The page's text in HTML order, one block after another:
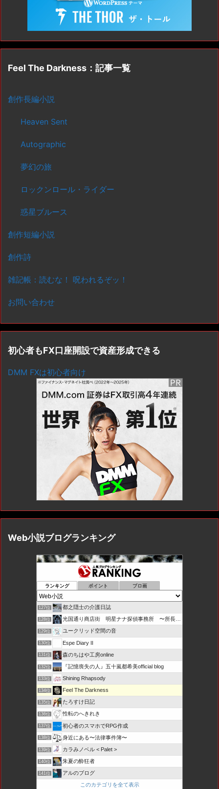
Feel The Darkness：記事一覧
創作長編小説
Heaven Sent
Autographic
夢幻の旅
ロックンロール・ライダー
惑星ブルース
創作短編小説
創作詩
雑記帳：読むな！ 呪われるぞッ！
お問い合わせ
初心者もFX口座開設で資産形成できる
DMM FXは初心者向け
Web小説ブログランキング
ランキング ポイント ブロ画
127位 都之隠士の介護日誌
128位 光国通り商店街 明星ナナ探偵事務所 〜所長とカプセル局員たち
129位 ユークリッド空間の音
130位 Espe Diary II
131位 森のちはや工房online
132位 『記憶喪失の人』五十嵐都希美official blog
133位 Shining Rhapsody
134位 Feel The Darkness
135位 たろすけ日記
136位 性転のへきれき
137位 初心者のスマホでRPG作成
138位 身近にある〜法律事件簿〜
139位 カラみノベル < Palet >
140位 朱夏の酔狂者
141位
アルのブログ
このカテゴリを全て表示